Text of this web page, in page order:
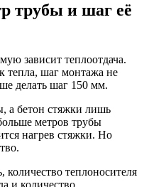
трубы и шаг её
зависит теплоотдача.
тепла, шаг монтажа не
делать шаг 150 мм.
а бетон стяжки лишь
метров трубы
нагрев стяжки. Но
количество теплоносителя
и количество